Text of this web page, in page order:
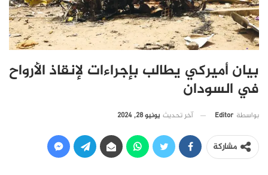
بيان أميركي يطالب بإجراءات لإنقاذ الأرواح
في السودان
بواسطة Editor آخر تحديث يونيو 28, 2024
مشاركة